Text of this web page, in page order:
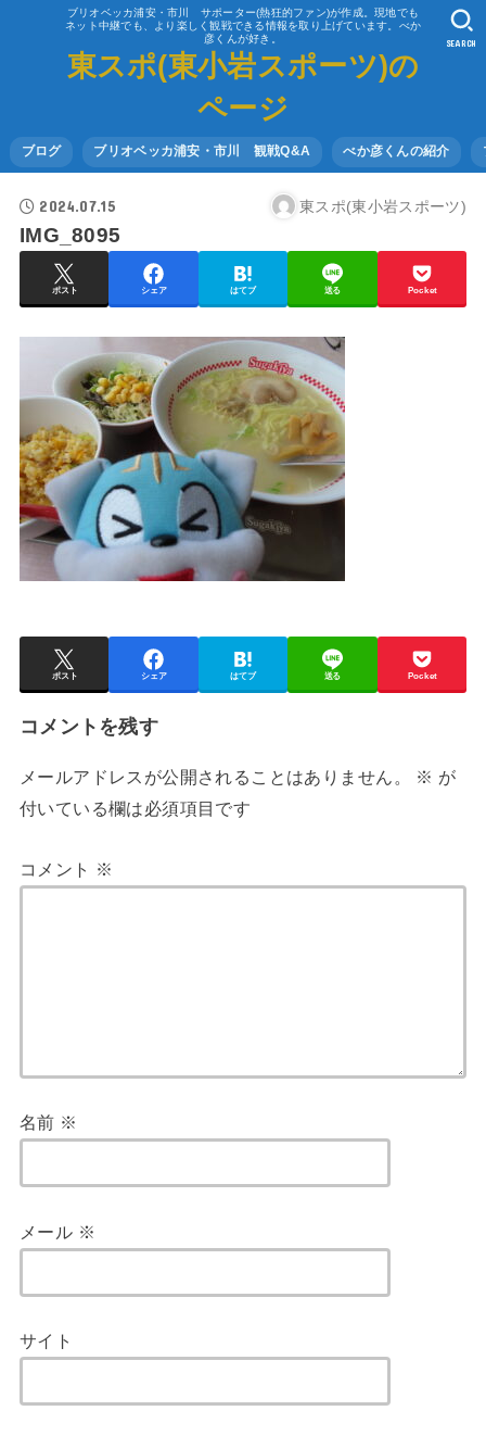
ブリオベッカ浦安・市川 サポーター(熱狂的ファン)が作成。現地でも
ネット中継でも、より楽しく観戦できる情報を取り上げています。べか
彦くんが好き。
東スポ(東小岩スポーツ)の
ページ
ブログ ブリオベッカ浦安・市川 観戦Q&A べか彦くんの紹介
SEARCH
2024.07.15 東スポ(東小岩スポーツ)
IMG_8095
ポスト シェア はてブ 送る Pocket
ポスト シェア はてブ 送る Pocket
コメントを残す
メールアドレスが公開されることはありません。 ※ が
付いている欄は必須項目です
コメント ※
名前 ※
メール ※
サイト